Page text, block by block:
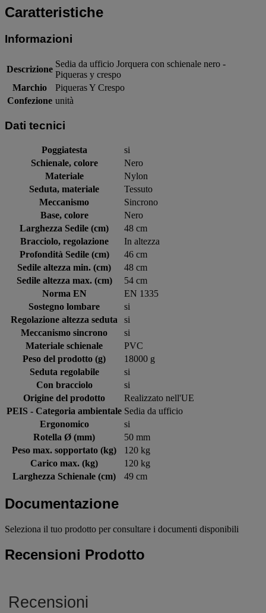
Caratteristiche
Informazioni
Descrizione
Sedia da ufficio Jorquera con schienale nero -
Piqueras y crespo
Marchio
Piqueras Y Crespo
Confezione unità
Dati tecnici
Poggiatesta
si
Schienale, colore
Nero
Materiale
Nylon
Seduta, materiale
Tessuto
Meccanismo
Sincrono
Base, colore
Nero
Larghezza Sedile (cm)
48 cm
Bracciolo, regolazione
In altezza
Profondità Sedile (cm)
46 cm
Sedile altezza min. (cm)
48 cm
Sedile altezza max. (cm)
54 cm
Norma EN
EN 1335
Sostegno lombare
si
Regolazione altezza seduta
si
Meccanismo sincrono
si
Materiale schienale
PVC
Peso del prodotto (g)
18000 g
Seduta regolabile
si
Con bracciolo
si
Origine del prodotto
Realizzato nell'UE
PEIS - Categoria ambientale Sedia da ufficio
Ergonomico
si
Rotella Ø (mm)
50 mm
Peso max. sopportato (kg)
120 kg
Carico max. (kg)
120 kg
Larghezza Schienale (cm)
49 cm
Documentazione
Seleziona il tuo prodotto per consultare i documenti disponibili
Recensioni Prodotto